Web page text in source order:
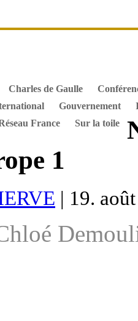
Charles de Gaulle
Gouvernement
France Sur la toile
1
| 19.